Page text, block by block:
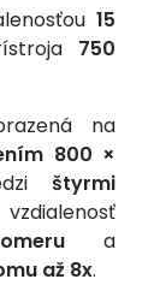
15
750
na
800 ×
štyrmi
a
až 8x.